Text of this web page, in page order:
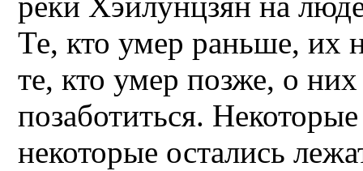
Те, кто умер раньше, их
те, кто умер позже, о
позаботиться.
некоторые остались